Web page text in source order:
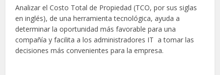
Analizar el Costo Total de Propiedad (TCO, por sus siglas
en inglés), de una herramienta tecnológica, ayuda a
determinar la oportunidad más favorable para una
compañía y facilita a los administradores IT a tomar las
decisiones más convenientes para la empresa.